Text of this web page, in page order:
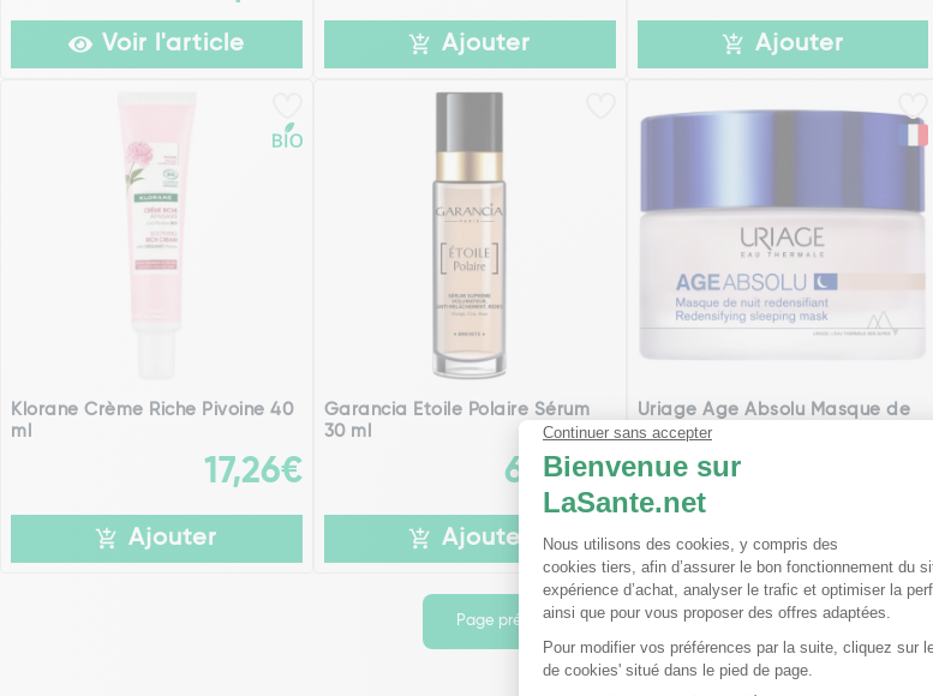
Voir l'article Ajouter Ajouter
Klorane Crème Riche Pivoine 40
ml
17,26€
Ajouter
Garancia Etoile Polaire Sérum
30 ml
64,99€
Ajouter
Uriage Age Absolu Masque de
Nuit Redensifiant 50 ml
Ajouter
Page précédente 14 15 16 17 18